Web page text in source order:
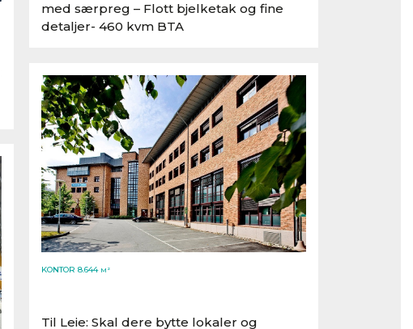
med særpreg – Flott bjelketak og fine
detaljer- 460 kvm BTA
KONTOR 8.644 M²
Til Leie: Skal dere bytte lokaler og